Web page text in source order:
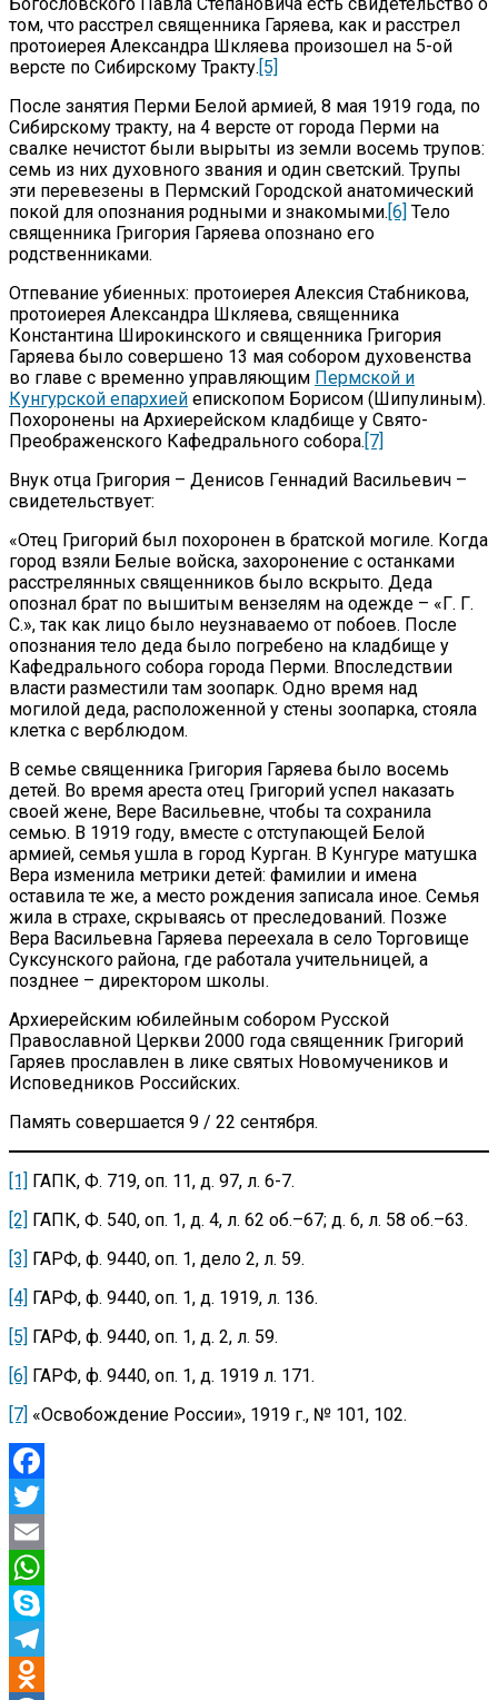
том, что расстрел священника Гаряева, как и расстрел
протоиерея Александра Шкляева произошел на 5-ой
версте по Сибирскому Тракту.[5]
После занятия Перми Белой армией, 8 мая 1919 года, по
Сибирскому тракту, на 4 версте от города Перми на
свалке нечистот были вырыты из земли восемь трупов:
семь из них духовного звания и один светский. Трупы
эти перевезены в Пермский Городской анатомический
покой для опознания родными и знакомыми.[6] Тело
священника Григория Гаряева опознано его
родственниками.
Отпевание убиенных: протоиерея Алексия Стабникова,
протоиерея Александра Шкляева, священника
Константина Широкинского и священника Григория
Гаряева было совершено 13 мая собором духовенства
во главе с временно управляющим Пермской и
Кунгурской епархией епископом Борисом (Шипулиным).
Похоронены на Архиерейском кладбище у Свято-
Преображенского Кафедрального собора.[7]
Внук отца Григория – Денисов Геннадий Васильевич –
свидетельствует:
«Отец Григорий был похоронен в братской могиле. Когда
город взяли Белые войска, захоронение с останками
расстрелянных священников было вскрыто. Деда
опознал брат по вышитым вензелям на одежде – «Г. Г.
С.», так как лицо было неузнаваемо от побоев. После
опознания тело деда было погребено на кладбище у
Кафедрального собора города Перми. Впоследствии
власти разместили там зоопарк. Одно время над
могилой деда, расположенной у стены зоопарка, стояла
клетка с верблюдом.
В семье священника Григория Гаряева было восемь
детей. Во время ареста отец Григорий успел наказать
своей жене, Вере Васильевне, чтобы та сохранила
семью. В 1919 году, вместе с отступающей Белой
армией, семья ушла в город Курган. В Кунгуре матушка
Вера изменила метрики детей: фамилии и имена
оставила те же, а место рождения записала иное. Семья
жила в страхе, скрываясь от преследований. Позже
Вера Васильевна Гаряева переехала в село Торговище
Суксунского района, где работала учительницей, а
позднее – директором школы.
Архиерейским юбилейным собором Русской
Православной Церкви 2000 года священник Григорий
Гаряев прославлен в лике святых Новомучеников и
Исповедников Российских.
Память совершается 9 / 22 сентября.
[1] ГАПК, Ф. 719, оп. 11, д. 97, л. 6-7.
[2] ГАПК, Ф. 540, оп. 1, д. 4, л. 62 об.–67; д. 6, л. 58 об.–63.
[3] ГАРФ, ф. 9440, оп. 1, дело 2, л. 59.
[4] ГАРФ, ф. 9440, оп. 1, д. 1919, л. 136.
[5] ГАРФ, ф. 9440, оп. 1, д. 2, л. 59.
[6] ГАРФ, ф. 9440, оп. 1, д. 1919 л. 171.
[7] «Освобождение России», 1919 г., № 101, 102.
Facebook
Twitter
Email
WhatsApp
Skype
Telegram